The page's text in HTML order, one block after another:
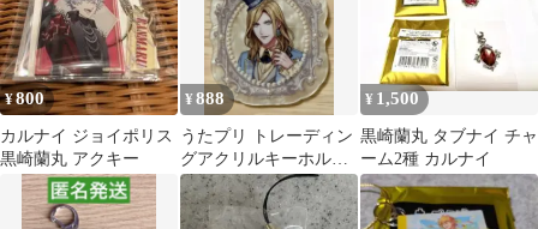
¥800
カルナイ ジョイポリス
黒崎蘭丸 アクキー
¥888
うたプリ トレーディン
グアクリルキーホルダ
ー CCL カミュ
¥ 1,500
黒崎蘭丸 タブナイ チャ
ーム2種 カルナイ